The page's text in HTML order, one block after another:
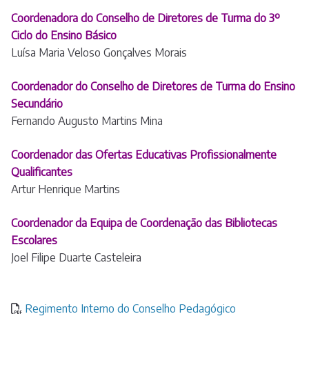
Coordenadora do Conselho de Diretores de Turma do 3º
Ciclo do Ensino Básico
Luísa Maria Veloso Gonçalves Morais
Coordenador do Conselho de Diretores de Turma do Ensino
Secundário
Fernando Augusto Martins Mina
Coordenador das Ofertas Educativas Profissionalmente
Qualificantes
Artur Henrique Martins
Coordenador da Equipa de Coordenação das Bibliotecas
Escolares
Joel Filipe Duarte Casteleira
Regimento Interno do Conselho Pedagógico